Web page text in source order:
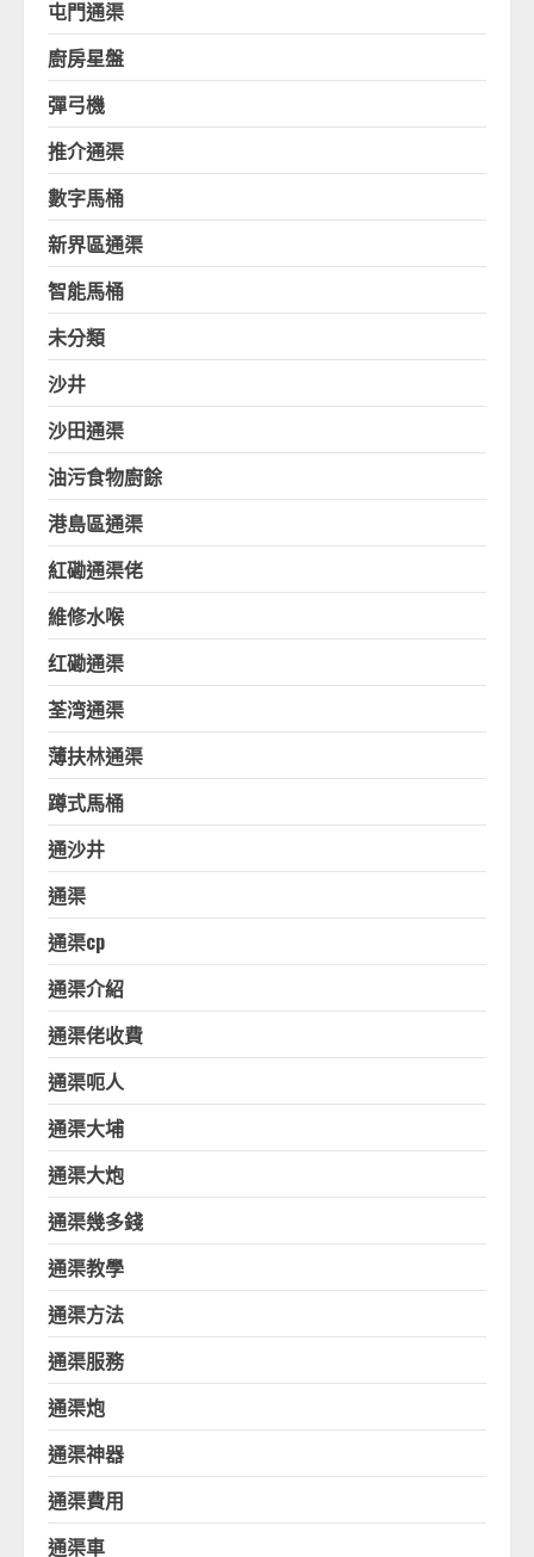
屯門通渠
廚房星盤
彈弓機
推介通渠
數字馬桶
新界區通渠
智能馬桶
未分類
沙井
沙田通渠
油污食物廚餘
港島區通渠
紅磡通渠佬
維修水喉
红磡通渠
荃湾通渠
薄扶林通渠
蹲式馬桶
通沙井
通渠
通渠cp
通渠介紹
通渠佬收費
通渠呃人
通渠大埔
通渠大炮
通渠幾多錢
通渠教學
通渠方法
通渠服務
通渠炮
通渠神器
通渠費用
通渠車